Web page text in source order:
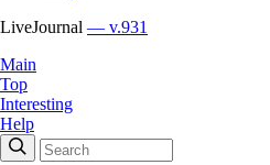
LiveJournal — v.931
Main
Top
Interesting
Help